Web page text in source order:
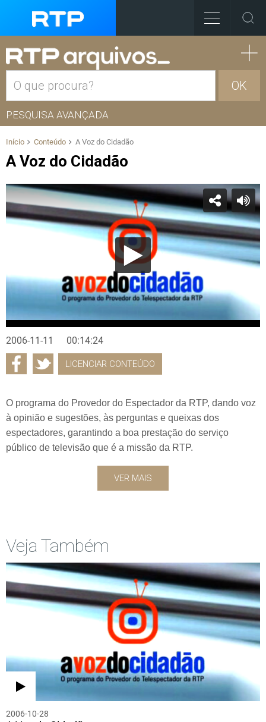
OK
PESQUISA AVANÇADA
Início Conteúdo A Voz do Cidadão
A Voz do Cidadão
2006-11-11 00:14:24
LICENCIAR CONTEÚDO
O programa do Provedor do Espectador da RTP, dando voz
à opinião e sugestões, às perguntas e queixas dos
espectadores, garantindo a boa prestação do serviço
público de televisão que é a missão da RTP.
VER MAIS
Veja Também
2006-10-28